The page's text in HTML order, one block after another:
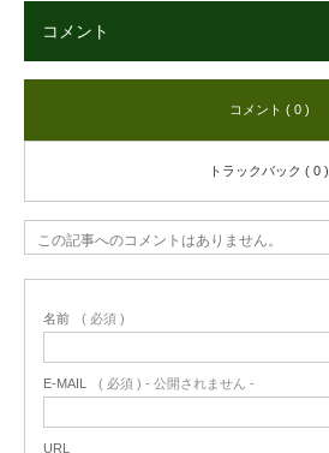
コメント
コメント ( 0 )
トラックバック ( 0 )
この記事へのコメントはありません。
名前 ( 必須 )
E-MAIL ( 必須 ) - 公開されません -
URL